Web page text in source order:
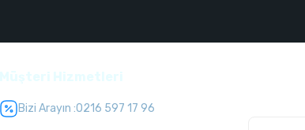
Bizi Arayın :0216 597 17 96